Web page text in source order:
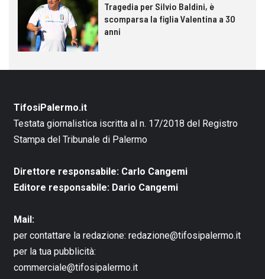
Tragedia per Silvio Baldini, è
scomparsa la figlia Valentina a 30
anni
TifosiPalermo.it
Testata giornalistica iscritta al n. 17/2018 del Registro
Stampa del Tribunale di Palermo
Direttore responsabile: Carlo Cangemi
Editore responsabile: Dario Cangemi
Mail:
per contattare la redazione: redazione@tifosipalermo.it
per la tua pubblicità:
commerciale@tifosipalermo.it